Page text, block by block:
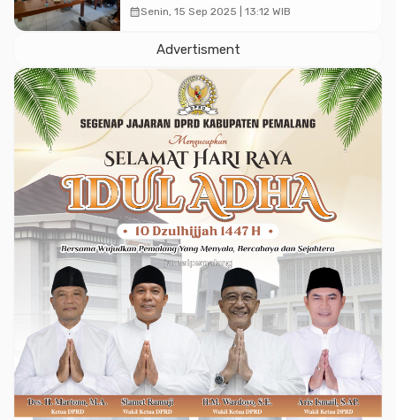
calendar_monthSenin, 15 Sep 2025 | 13:12 WIB
Advertisment